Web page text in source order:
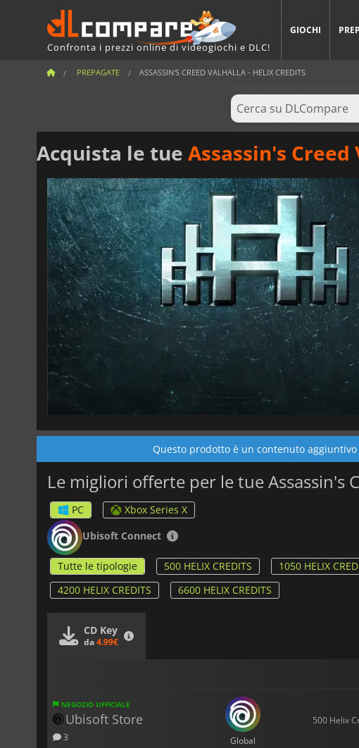
Confronta i prezzi online di videogiochi e DLC!
GIOCHI
PREPAGATE ASSASSIN'S CREED VALHALLA - HELIX CREDITS
Acquista le tue Assassin's
Questo prodotto è un contenuto
Le migliori offerte per le tue Assassin's
PC
Xbox Series X
Ubisoft Connect
Tutte le tipologie 500 HELIX CREDITS 1050 HELIX
4200 HELIX CREDITS
6600 HELIX CREDITS
CD Key
da4.99€
NEGOZIO UFFICIALE
Ubisoft Store
3 Global
500 Helix